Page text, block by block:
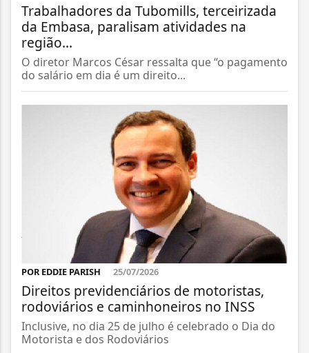
Trabalhadores da Tubomills, terceirizada
da Embasa, paralisam atividades na
região...
O diretor Marcos César ressalta que “o pagamento
do salário em dia é um direito...
POR EDDIE PARISH 25/07/2026
Direitos previdenciários de motoristas,
rodoviários e caminhoneiros no INSS
Inclusive, no dia 25 de julho é celebrado o Dia do
Motorista e dos Rodoviários